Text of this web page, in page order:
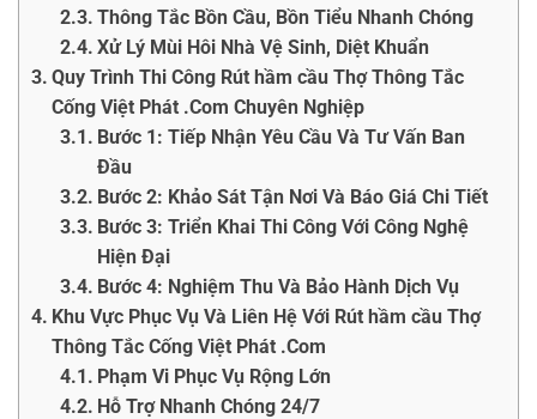
Thông Tắc Bồn Cầu, Bồn Tiểu Nhanh Chóng
Xử Lý Mùi Hôi Nhà Vệ Sinh, Diệt Khuẩn
Quy Trình Thi Công Rút hầm cầu Thợ Thông Tắc
Cống Việt Phát .Com Chuyên Nghiệp
Bước 1: Tiếp Nhận Yêu Cầu Và Tư Vấn Ban
Đầu
Bước 2: Khảo Sát Tận Nơi Và Báo Giá Chi Tiết
Bước 3: Triển Khai Thi Công Với Công Nghệ
Hiện Đại
Bước 4: Nghiệm Thu Và Bảo Hành Dịch Vụ
Khu Vực Phục Vụ Và Liên Hệ Với Rút hầm cầu Thợ
Thông Tắc Cống Việt Phát .Com
Phạm Vi Phục Vụ Rộng Lớn
Hỗ Trợ Nhanh Chóng 24/7